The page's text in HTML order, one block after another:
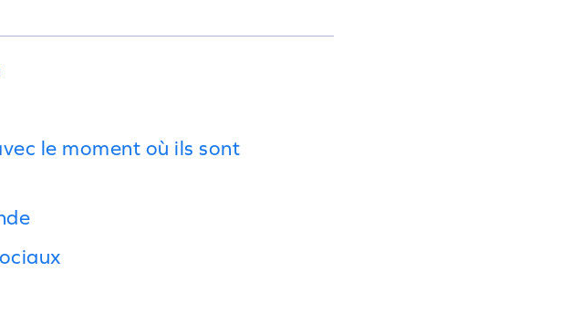
le moment où ils sont